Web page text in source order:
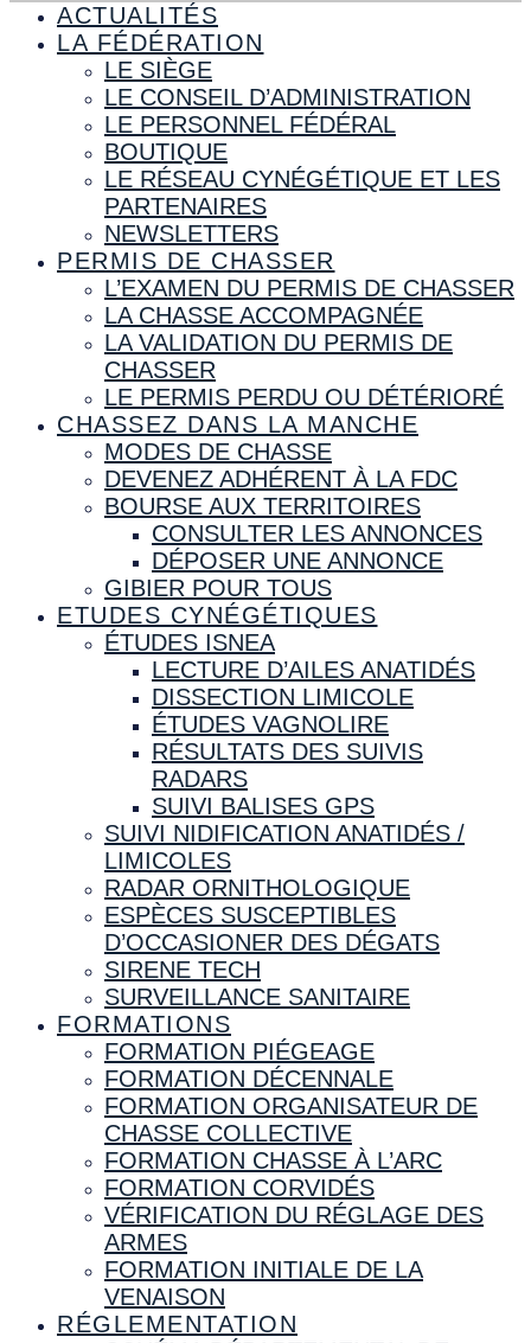
ACTUALITÉS
LA FÉDÉRATION
LE SIÈGE
LE CONSEIL D’ADMINISTRATION
LE PERSONNEL FÉDÉRAL
BOUTIQUE
LE RÉSEAU CYNÉGÉTIQUE ET LES
PARTENAIRES
NEWSLETTERS
PERMIS DE CHASSER
L’EXAMEN DU PERMIS DE CHASSER
LA CHASSE ACCOMPAGNÉE
LA VALIDATION DU PERMIS DE
CHASSER
LE PERMIS PERDU OU DÉTÉRIORÉ
CHASSEZ DANS LA MANCHE
MODES DE CHASSE
DEVENEZ ADHÉRENT À LA FDC
BOURSE AUX TERRITOIRES
CONSULTER LES ANNONCES
DÉPOSER UNE ANNONCE
GIBIER POUR TOUS
ETUDES CYNÉGÉTIQUES
ÉTUDES ISNEA
LECTURE D’AILES ANATIDÉS
DISSECTION LIMICOLE
ÉTUDES VAGNOLIRE
RÉSULTATS DES SUIVIS
RADARS
SUIVI BALISES GPS
SUIVI NIDIFICATION ANATIDÉS /
LIMICOLES
RADAR ORNITHOLOGIQUE
ESPÈCES SUSCEPTIBLES
D’OCCASIONER DES DÉGATS
SIRENE TECH
SURVEILLANCE SANITAIRE
FORMATIONS
FORMATION PIÉGEAGE
FORMATION DÉCENNALE
FORMATION ORGANISATEUR DE
CHASSE COLLECTIVE
FORMATION CHASSE À L’ARC
FORMATION CORVIDÉS
VÉRIFICATION DU RÉGLAGE DES
ARMES
FORMATION INITIALE DE LA
VENAISON
RÉGLEMENTATION